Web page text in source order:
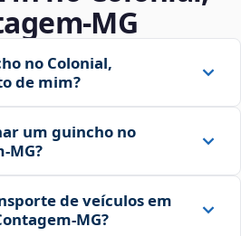
no Colonial,
de mim?
um guincho no
de veículos em